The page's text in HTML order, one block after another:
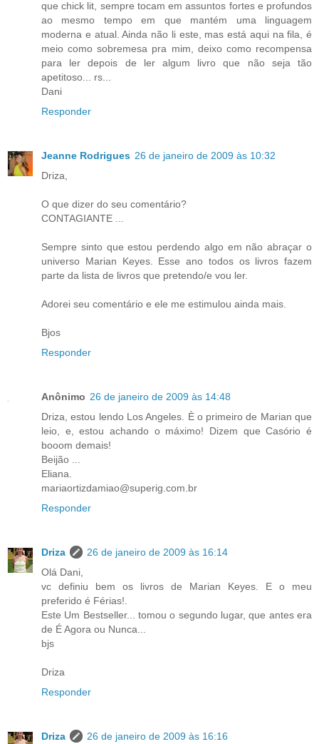
que chick lit, sempre tocam em assuntos fortes e profundos
ao mesmo tempo em que mantém uma linguagem
moderna e atual. Ainda não li este, mas está aqui na fila, é
meio como sobremesa pra mim, deixo como recompensa
para ler depois de ler algum livro que não seja tão
apetitoso... rs...
Dani
Responder
Jeanne Rodrigues 26 de janeiro de 2009 às 10:32
Driza,
O que dizer do seu comentário?
CONTAGIANTE ...
Sempre sinto que estou perdendo algo em não abraçar o
universo Marian Keyes. Esse ano todos os livros fazem
parte da lista de livros que pretendo/e vou ler.
Adorei seu comentário e ele me estimulou ainda mais.
Bjos
Responder
Anônimo 26 de janeiro de 2009 às 14:48
Driza, estou lendo Los Angeles. È o primeiro de Marian que
leio, e, estou achando o máximo! Dizem que Casório é
booom demais!
Beijão ...
Eliana.
mariaortizdamiao@superig.com.br
Responder
Driza
26 de janeiro de 2009 às 16:14
Olá Dani,
vc definiu bem os livros de Marian Keyes. E o meu
preferido é Férias!.
Este Um Bestseller... tomou o segundo lugar, que antes era
de É Agora ou Nunca...
bjs
Driza
Responder
Driza
26 de janeiro de 2009 às 16:16